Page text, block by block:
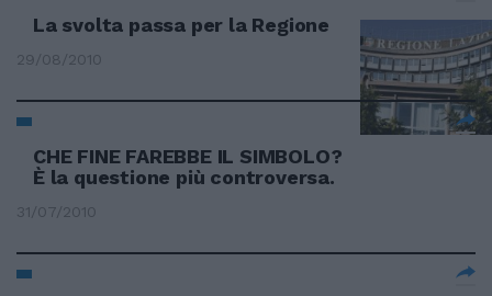
La svolta passa per la Regione
29/08/2010
CHE FINE FAREBBE IL SIMBOLO?
È la questione più controversa.
31/07/2010